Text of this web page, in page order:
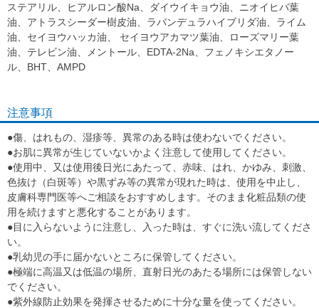
ステアリル、ヒアルロン酸Na、ダイウイキョウ油、ニオイヒバ葉
油、アトラスシーダー樹皮油、ラバンデュラハイブリダ油、ライム
油、セイヨウハッカ油、 セイヨウアカマツ葉油、ローズマリー葉
油、テレビン油、メントール、EDTA-2Na、フェノキシエタノー
ル、BHT、AMPD
注意事項
●傷、はれもの、湿疹等、異常のある時は使わないでください。
●お肌に異常が生じていないかよく注意して使用してください。
●使用中、又は使用後日光にあたって、赤味、はれ、かゆみ、刺激、
色抜け（白斑等）や黒ずみ等の異常が現れた時は、使用を中止し、
皮膚科専門医等へご相談をおすすめします。そのまま化粧品類の使
用を続けますと悪化することがあります。
●目に入らないように注意し、入った時は、すぐに洗い流してくださ
い。
●乳幼児の手に届かないところに保管してください。
●極端に高温又は低温の場所、直射日光のあたる場所には保管しない
でください。
●紫外線防止効果を発揮させるために十分な量を使ってください。